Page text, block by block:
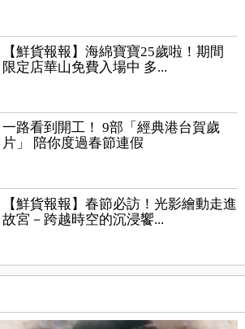
【鮮貨報報】海綿寶寶25歲啦！期間
限定店華山免費入場中 多...
一路看到開工！ 9部「經典港台賀歲
片」 陪你度過春節連假
【鮮貨報報】春節必訪！光影繪動走進
故宮－跨越時空的沉浸饗...